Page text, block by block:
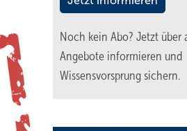
Noch kein Abo? Jetzt über
Angebote informieren und
Wissensvorsprung sichern.